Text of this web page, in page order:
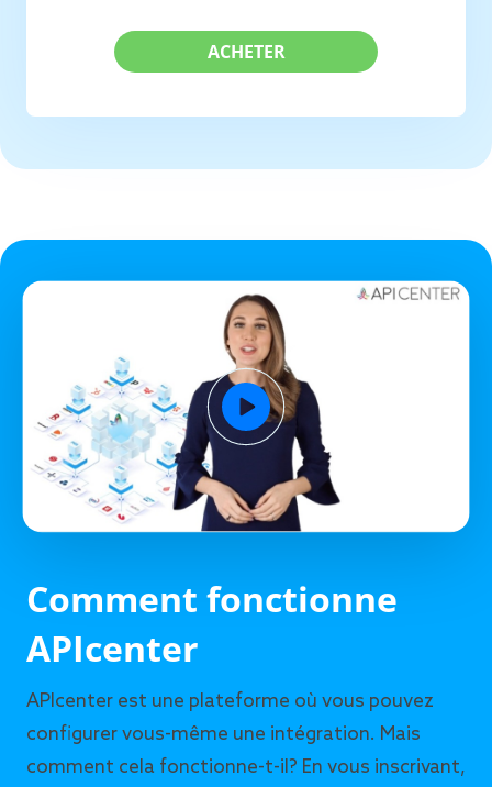
ACHETER
Comment fonctionne
APIcenter
APIcenter est une plateforme où vous pouvez
configurer vous-même une intégration. Mais
comment cela fonctionne-t-il? En vous inscrivant,